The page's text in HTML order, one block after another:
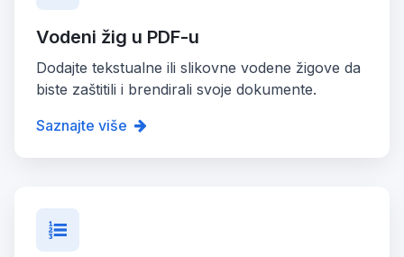
Vodeni žig u PDF-u
Dodajte tekstualne ili slikovne vodene žigove da
biste zaštitili i brendirali svoje dokumente.
Saznajte više